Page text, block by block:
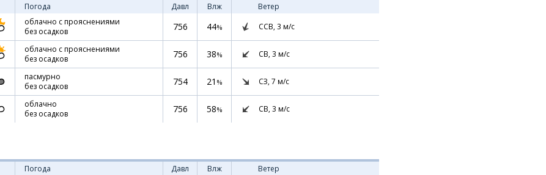
Погода Давл Влж
Ветер
облачно с прояснениями
без осадков
756 44% ССВ, 3 м/с
облачно с прояснениями
без осадков
756 38% СВ, 3 м/с
пасмурно
без осадков
754 21 % СЗ, 7 м/с
облачно
без осадков
756 58% СВ, 3 м/с
Погода Давл Влж
Ветер